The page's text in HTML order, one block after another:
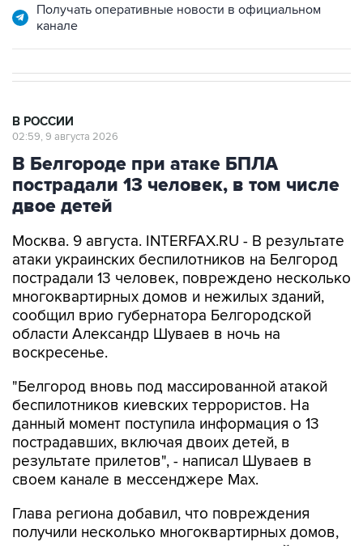
Получать оперативные новости в официальном
канале
В РОССИИ
02:59, 9 августа 2026
В Белгороде при атаке БПЛА
пострадали 13 человек, в том числе
двое детей
Москва. 9 августа. INTERFAX.RU - В результате
атаки украинских беспилотников на Белгород
пострадали 13 человек, повреждено несколько
многоквартирных домов и нежилых зданий,
сообщил врио губернатора Белгородской
области Александр Шуваев в ночь на
воскресенье.
"Белгород вновь под массированной атакой
беспилотников киевских террористов. На
данный момент поступила информация о 13
пострадавших, включая двоих детей, в
результате прилетов", - написал Шуваев в
своем канале в мессенджере Max.
Глава региона добавил, что повреждения
получили несколько многоквартирных домов,